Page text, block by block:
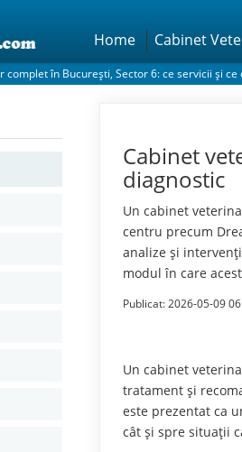
Home Cabinet
complet în București, Sector 6: ce servicii și
Cabinet
diagnostic
Un cabinet
centru precum
analize și
modul în care
Publicat: 2026-05-09
Un cabinet
tratament și
este prezentat ca
cât și spre situații